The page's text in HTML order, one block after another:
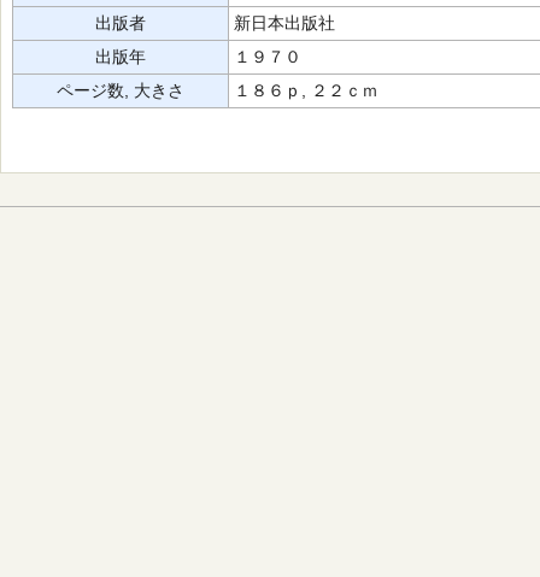
出版者
新日本出版社
出版年
１９７０
ページ数, 大きさ
１８６ｐ, ２２ｃｍ